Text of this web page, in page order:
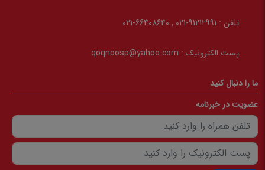
تلفن : 91212991-021 , 66408640-021
پست الکترونیک : qoqnoosp@yahoo.com
ما را دنبال کنید
عضویت در خبرنامه